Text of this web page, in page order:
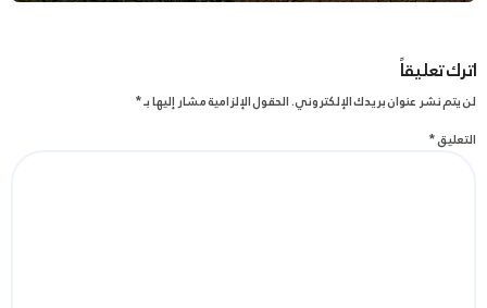
اترك تعليقاً
لن يتم نشر عنوان بريدك الإلكتروني.الحقول الإلزامية مشار إليها بـ*
التعليق*